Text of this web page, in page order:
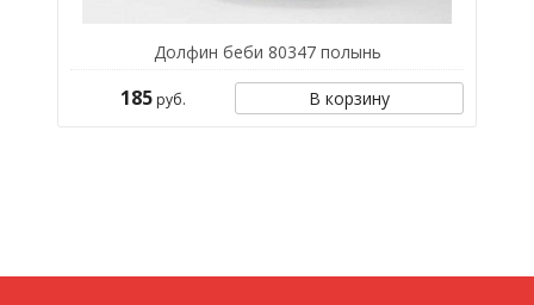
Долфин беби 80347 полынь
185руб. В корзину